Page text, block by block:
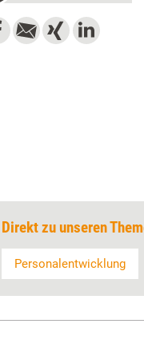
Direkt zu unseren
Personalentwicklung